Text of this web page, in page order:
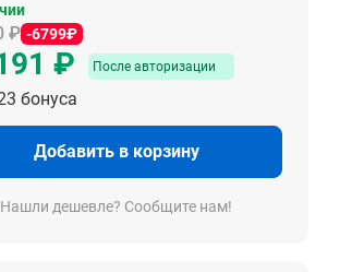
₽ -6799₽
₽ После авторизации
бонуса
Добавить в корзину
Нашли дешевле? Сообщите нам!